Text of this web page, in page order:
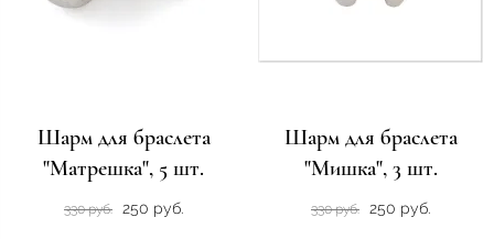
Шарм для браслета
"Матрешка", 5 шт.
330 руб. 250 руб.
Шарм для браслета
"Мишка", 3 шт.
330 руб. 250 руб.